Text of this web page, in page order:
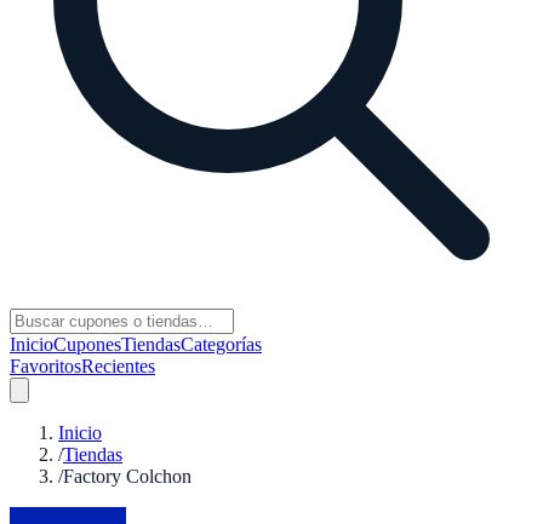
InicioCuponesTiendasCategorías
FavoritosRecientes
Inicio
/Tiendas
/Factory Colchon